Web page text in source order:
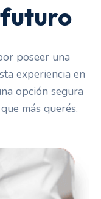
poseer una
experiencia en
opción segura
más querés.